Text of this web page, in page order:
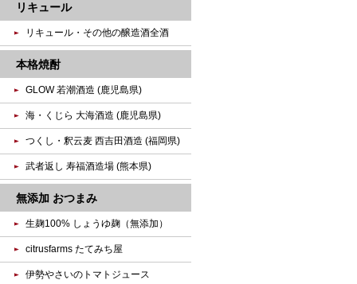
リキュール
リキュール・その他の醸造酒全酒
本格焼酎
GLOW 若潮酒造 (鹿児島県)
海・くじら 大海酒造 (鹿児島県)
つくし・釈云麦 西吉田酒造 (福岡県)
武者返し 寿福酒造場 (熊本県)
無添加 おつまみ
生麹100% しょうゆ麹（無添加）
citrusfarms たてみち屋
伊勢やさいのトマトジュース